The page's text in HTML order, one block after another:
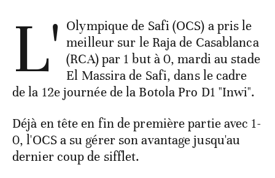
L' Olympique de Safi (OCS) a pris le
meilleur sur le Raja de Casablanca
(RCA) par 1 but à 0, mardi au stade
El Massira de Safi, dans le cadre
de la 12e journée de la Botola Pro D1 "Inwi".
Déjà en tête en fin de première partie avec 1-
0, l'OCS a su gérer son avantage jusqu'au
dernier coup de sifflet.